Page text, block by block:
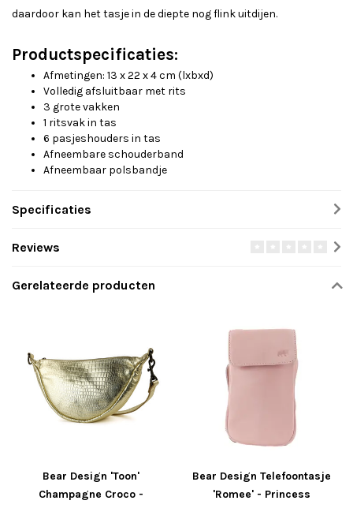
daardoor kan het tasje in de diepte nog flink uitdijen.
Productspecificaties:
Afmetingen: 13 x 22 x 4 cm (lxbxd)
Volledig afsluitbaar met rits
3 grote vakken
1 ritsvak in tas
6 pasjeshouders in tas
Afneembare schouderband
Afneembaar polsbandje
Specificaties
Reviews
Gerelateerde producten
Bear Design 'Toon'
Champagne Croco -
Bear Design Telefoontasje
'Romee' - Princess